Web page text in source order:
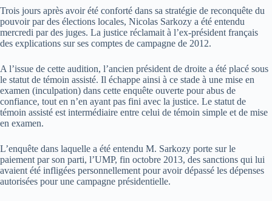
Trois jours après avoir été conforté dans sa stratégie de reconquête du
pouvoir par des élections locales, Nicolas Sarkozy a été entendu
mercredi par des juges. La justice réclamait à l’ex-président français
des explications sur ses comptes de campagne de 2012.
A l’issue de cette audition, l’ancien président de droite a été placé sous
le statut de témoin assisté. Il échappe ainsi à ce stade à une mise en
examen (inculpation) dans cette enquête ouverte pour abus de
confiance, tout en n’en ayant pas fini avec la justice. Le statut de
témoin assisté est intermédiaire entre celui de témoin simple et de mise
en examen.
L’enquête dans laquelle a été entendu M. Sarkozy porte sur le
paiement par son parti, l’UMP, fin octobre 2013, des sanctions qui lui
avaient été infligées personnellement pour avoir dépassé les dépenses
autorisées pour une campagne présidentielle.